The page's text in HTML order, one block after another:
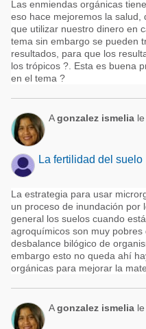
Las enmiendas orgánicas
eso hace mejoremos la
que utilizar nuestro dinero en
tema sin embargo se pueden
resultados, para que los
los trópicos ?. Esta es buena
en el tema ?
Agonzalez ismelia
La fertilidad del suelo
La estrategia para usar
un proceso de inundación por
general los suelos cuando
agroquímicos son muy
desbalance bilógico de
embargo esto no queda ahí
orgánicas para mejorar la
Agonzalez ismelia